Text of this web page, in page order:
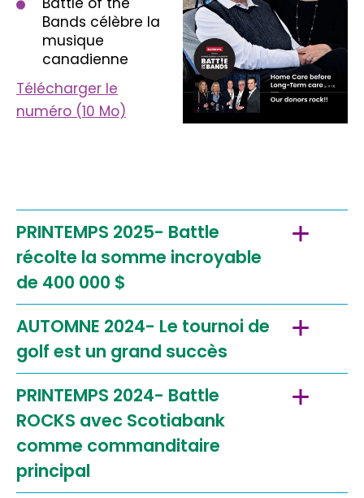
Bands célèbre la
musique
canadienne
Télécharger le
numéro (10 Mo)
PRINTEMPS 2025- Battle
récolte la somme incroyable
de 400 000 $
AUTOMNE 2024- Le tournoi de
golf est un grand succès
PRINTEMPS 2024- Battle
ROCKS avec Scotiabank
comme commanditaire
principal